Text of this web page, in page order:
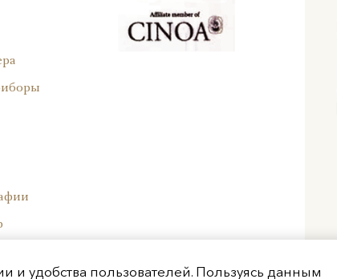
и удобства пользователей. Пользуясь данным